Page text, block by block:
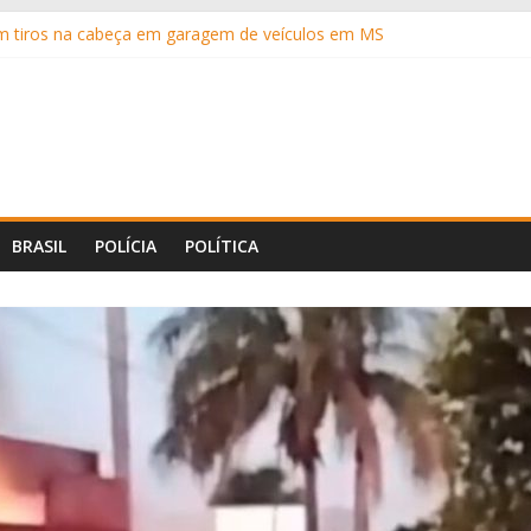
tiros na cabeça em garagem de veículos em MS
14 mil ao cair no golpe do falso advogado
a esposa com motosserra é condenado
BRASIL POLÍCIA POLÍTICA